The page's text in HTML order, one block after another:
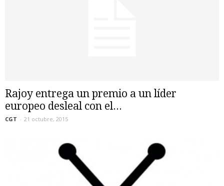
Rajoy entrega un premio a un líder
europeo desleal con el...
CGT - 21 octubre, 2015